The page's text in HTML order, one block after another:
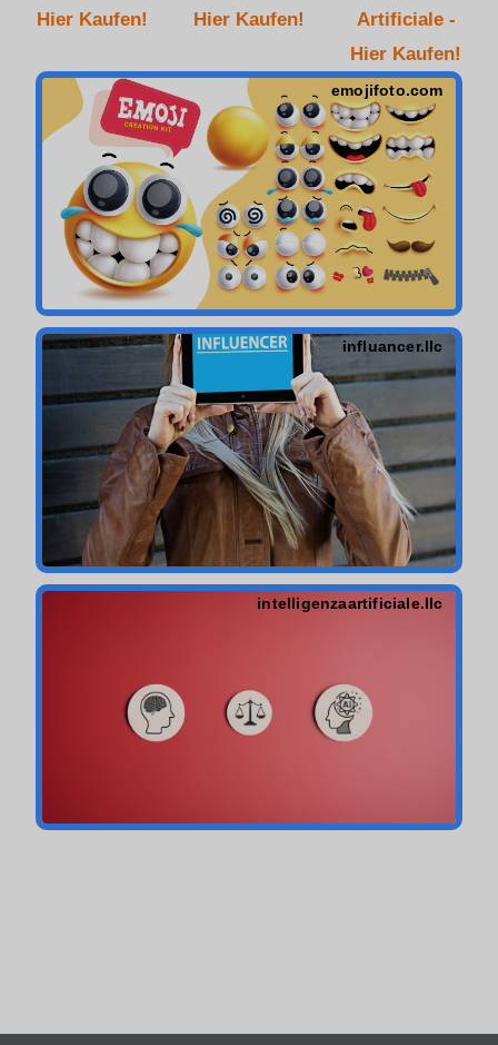
Hier Kaufen!
Hier Kaufen!
Artificiale -
Hier Kaufen!
emojifoto.com
influancer.llc
intelligenzaartificiale.llc